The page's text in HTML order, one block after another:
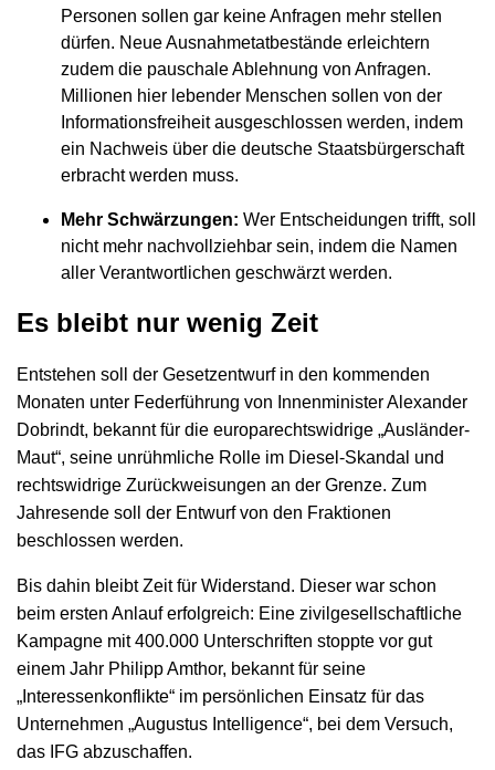
Personen sollen gar keine Anfragen mehr stellen
dürfen. Neue Ausnahmetatbestände erleichtern
zudem die pauschale Ablehnung von Anfragen.
Millionen hier lebender Menschen sollen von der
Informationsfreiheit ausgeschlossen werden, indem
ein Nachweis über die deutsche Staatsbürgerschaft
erbracht werden muss.
Mehr Schwärzungen: Wer Entscheidungen trifft, soll
nicht mehr nachvollziehbar sein, indem die Namen
aller Verantwortlichen geschwärzt werden.
Es bleibt nur wenig Zeit
Entstehen soll der Gesetzentwurf in den kommenden
Monaten unter Federführung von Innenminister Alexander
Dobrindt, bekannt für die europarechtswidrige „Ausländer-
Maut“, seine unrühmliche Rolle im Diesel-Skandal und
rechtswidrige Zurückweisungen an der Grenze. Zum
Jahresende soll der Entwurf von den Fraktionen
beschlossen werden.
Bis dahin bleibt Zeit für Widerstand. Dieser war schon
beim ersten Anlauf erfolgreich: Eine zivilgesellschaftliche
Kampagne mit 400.000 Unterschriften stoppte vor gut
einem Jahr Philipp Amthor, bekannt für seine
„Interessenkonflikte“ im persönlichen Einsatz für das
Unternehmen „Augustus Intelligence“, bei dem Versuch,
das IFG abzuschaffen.